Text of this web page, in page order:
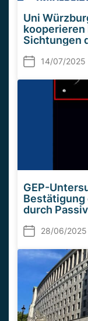
Uni
kooperieren
Sichtungen
14/07/2025
GEP-
Bestätigung
durch
28/06/2025